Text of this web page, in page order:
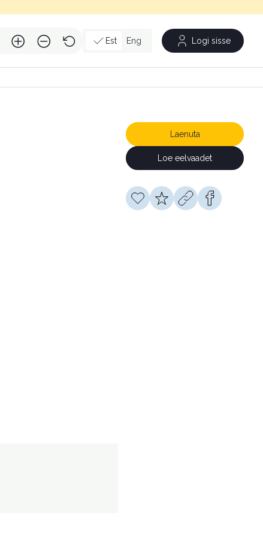
Est Eng Logi sisse
Laenuta
Loe eelvaadet